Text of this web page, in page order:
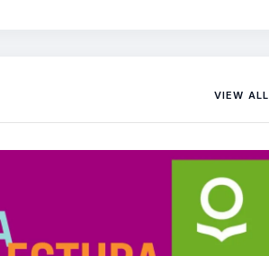
VIEW ALL